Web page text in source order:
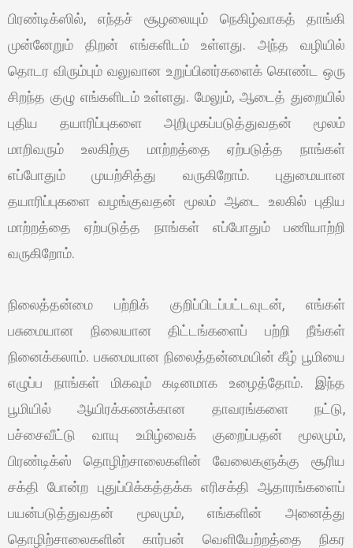
பிரண்டிக்ஸில், எந்தச் சூழலையும் நெகிழ்வாகத் தாங்கி
முன்னேறும் திறன் எங்களிடம் உள்ளது. அந்த வழியில்
தொடர விரும்பும் வலுவான உறுப்பினர்களைக் கொண்ட ஒரு
சிறந்த குழு எங்களிடம் உள்ளது. மேலும், ஆடைத் துறையில்
புதிய தயாரிப்புகளை அறிமுகப்படுத்துவதன் மூலம்
மாறிவரும் உலகிற்கு மாற்றத்தை ஏற்படுத்த நாங்கள்
எப்போதும் முயற்சித்து வருகிறோம். புதுமையான
தயாரிப்புகளை வழங்குவதன் மூலம் ஆடை உலகில் புதிய
மாற்றத்தை ஏற்படுத்த நாங்கள் எப்போதும் பணியாற்றி
வருகிறோம்.
நிலைத்தன்மை பற்றிக் குறிப்பிடப்பட்டவுடன், எங்கள்
பசுமையான நிலையான திட்டங்களைப் பற்றி நீங்கள்
நினைக்கலாம். பசுமையான நிலைத்தன்மையின் கீழ் பூமியை
எழுப்ப நாங்கள் மிகவும் கடினமாக உழைத்தோம். இந்த
பூமியில் ஆயிரக்கணக்கான தாவரங்களை நட்டு,
பச்சைவீட்டு வாயு உமிழ்வைக் குறைப்பதன் மூலமும்,
பிரண்டிக்ஸ் தொழிற்சாலைகளின் வேலைகளுக்கு சூரிய
சக்தி போன்ற புதுப்பிக்கத்தக்க எரிசக்தி ஆதாரங்களைப்
பயன்படுத்துவதன் மூலமும், எங்களின் அனைத்து
தொழிற்சாலைகளின் கார்பன் வெளியேற்றத்தை நிகர